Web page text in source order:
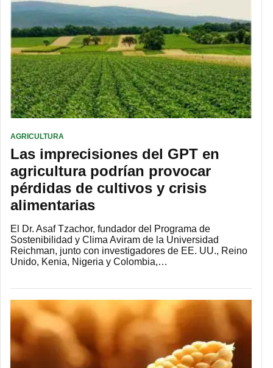
AGRICULTURA
Las imprecisiones del GPT en
agricultura podrían provocar
pérdidas de cultivos y crisis
alimentarias
El Dr. Asaf Tzachor, fundador del Programa de
Sostenibilidad y Clima Aviram de la Universidad
Reichman, junto con investigadores de EE. UU., Reino
Unido, Kenia, Nigeria y Colombia,…